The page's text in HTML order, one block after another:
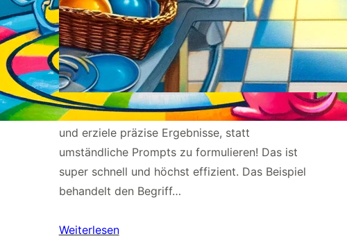
Mit klaren Wikipedia-Definitionen spare ich Zeit
und erziele präzise Ergebnisse, statt
umständliche Prompts zu formulieren! Das ist
super schnell und höchst effizient. Das Beispiel
behandelt den Begriff…
Weiterlesen